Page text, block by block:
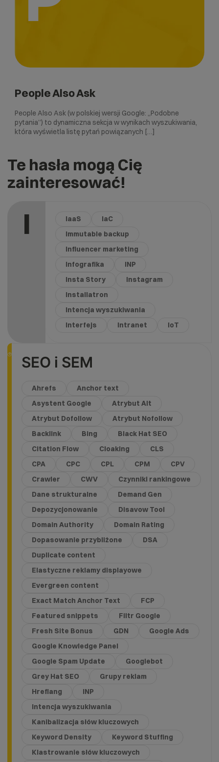
People Also Ask
People Also Ask (w polskiej wersji Google: „Podobne
pytania”) to dynamiczna sekcja w wynikach wyszukiwania,
która wyświetla listę pytań powiązanych […]
Te hasła mogą Cię
zainteresować!
I IaaS
IaC
Immutable backup
Influencer marketing
Infografika
INP
Insta Story
Instagram
Installatron
Intencja wyszukiwania
Interfejs
Intranet IoT
SEO i SEM
Ahrefs
Anchor text
Asystent Google
Atrybut Alt
Atrybut Dofollow
Atrybut Nofollow
Backlink
Bing
Black Hat SEO
Citation Flow
Cloaking
CLS
CPA
CPC CPL CPM
CPV
Crawler
CWV
Czynniki rankingowe
Dane strukturalne
Demand Gen
Depozycjonowanie
Disavow Tool
Domain Authority
Domain Rating
Dopasowanie przybliżone
DSA
Duplicate content
Elastyczne reklamy displayowe
Evergreen content
Exact Match Anchor Text
FCP
Featured snippets
Filtr Google
Fresh Site Bonus
GDN
Google Ads
Google Knowledge Panel
Google Spam Update
Googlebot
Grey Hat SEO
Grupy reklam
Hreflang
INP
Intencja wyszukiwania
Kanibalizacja słów kluczowych
Keyword Density
Keyword Stuffing
Klastrowanie słów kluczowych